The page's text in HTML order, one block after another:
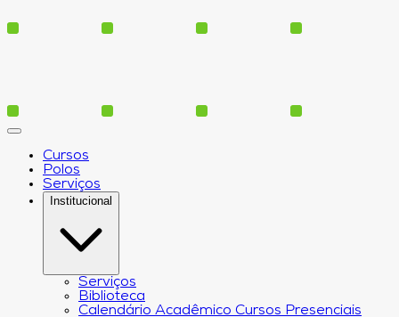
Cursos
Polos
Serviços
Institucional
Serviços
Biblioteca
Calendário Acadêmico Cursos Presenciais